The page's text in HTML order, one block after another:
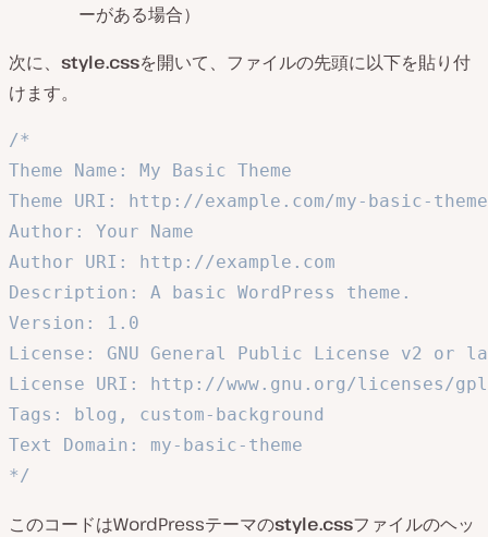
ーがある場合）
次に、 style.cssを開いて、ファイルの先頭に以下を貼り付
けます。
/*
Theme Name: My Basic Theme
Theme URI: http://example.com/my-basic-
Author: Your Name
Author URI: http://example.com
Description: A basic WordPress theme.
Version: 1.0
License: GNU General Public License v2 or
License URI: http://www.gnu.org/licenses/
Tags: blog, custom-background
Text Domain: my-basic-theme
*/
このコードはWordPressテーマのstyle.cssファイルのヘッ